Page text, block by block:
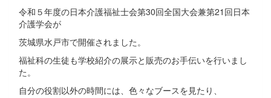
令和５年度の日本介護福祉士会第30回全国大会兼第21回日本
介護学会が
茨城県水戸市で開催されました。
福祉科の生徒も学校紹介の展示と販売のお手伝いを行いまし
た。
自分の役割以外の時間には、色々なブースを見たり、